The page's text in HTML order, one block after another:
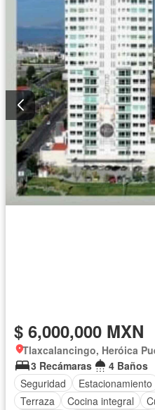
$ 6,000,000 MXN
Tlaxcalancingo, Heróica
3 Recámaras
4 Baños
Seguridad
Estacionamiento
Terraza
Cocina integral